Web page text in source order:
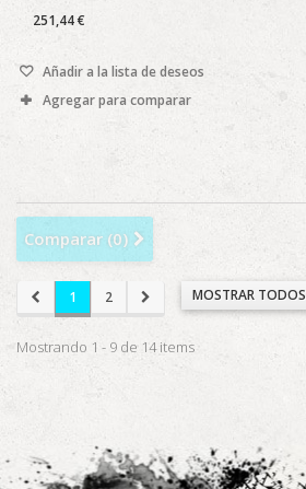
251,44 €
Añadir a la lista de deseos
Agregar para comparar
Comparar (0)
MOSTRAR TODOS
1 2
Mostrando 1 - 9 de 14 items